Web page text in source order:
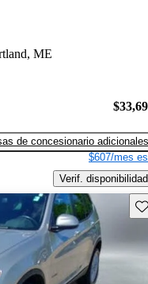
ME
de concesionario adicionales
$607/mes
Verif. disponibilidad